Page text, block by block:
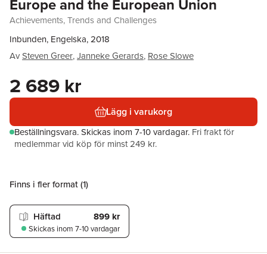
Europe and the European Union
Achievements, Trends and Challenges
Inbunden, Engelska, 2018
AvSteven Greer,Janneke Gerards, Rose Slowe
2 689 kr
Lägg i varukorg
Beställningsvara.Skickas inom 7-10 vardagar. Fri frakt för
medlemmar vid köp för minst 249 kr.
Finns i fler format (1)
Häftad 899 kr
Skickas inom 7-10 vardagar